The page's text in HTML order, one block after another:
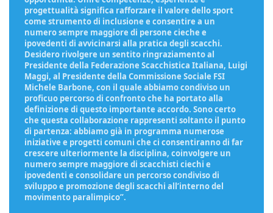
progettualità significa rafforzare il valore dello sport
come strumento di inclusione e consentire a un
numero sempre maggiore di persone cieche e
ipovedenti di avvicinarsi alla pratica degli scacchi.
Desidero rivolgere un sentito ringraziamento al
Presidente della Federazione Scacchistica Italiana, Luigi
Maggi, al Presidente della Commissione Sociale FSI
Michele Barbone, con il quale abbiamo condiviso un
proficuo percorso di confronto che ha portato alla
definizione di questo importante accordo. Sono certo
che questa collaborazione rappresenti soltanto il punto
di partenza: abbiamo già in programma numerose
iniziative e progetti comuni che ci consentiranno di far
crescere ulteriormente la disciplina, coinvolgere un
numero sempre maggiore di scacchisti ciechi e
ipovedenti e consolidare un percorso condiviso di
sviluppo e promozione degli scacchi all’interno del
movimento paralimpico”.